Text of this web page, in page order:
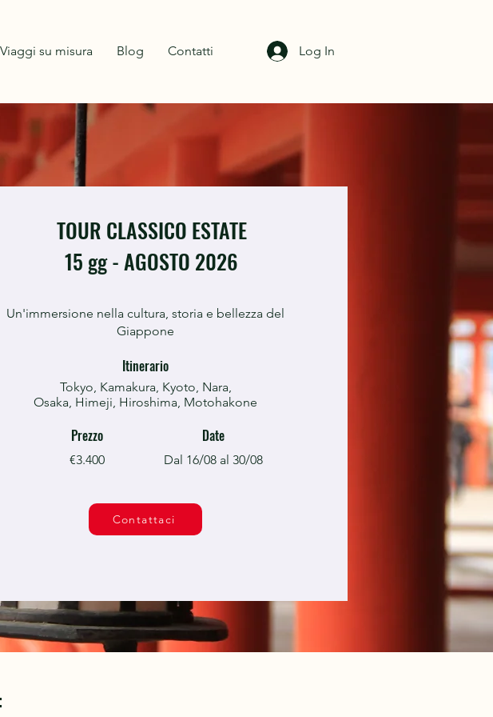
Viaggi su misura Blog Contatti Log In
TOUR CLASSICO ESTATE
15 gg - AGOSTO 2026
Un'immersione nella cultura, storia e bellezza del
Giappone
Itinerario
Tokyo, Kamakura, Kyoto, Nara,
Osaka, Himeji, Hiroshima, Motohakone
Prezzo
€3.400
Date
Dal 16/08 al 30/08
Contattaci